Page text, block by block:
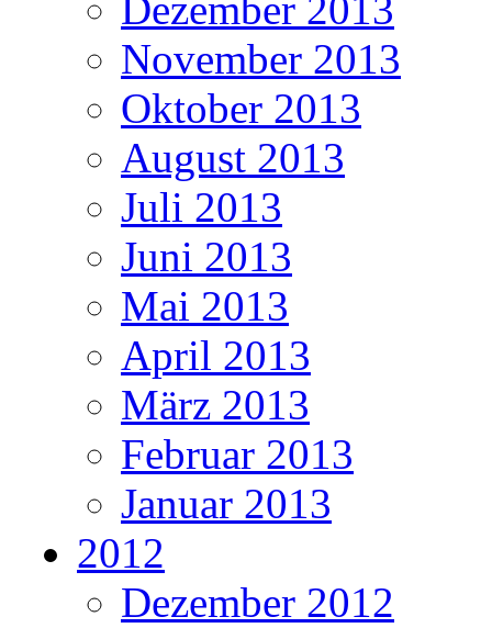
Dezember 2013
November 2013
Oktober 2013
August 2013
Juli 2013
Juni 2013
Mai 2013
April 2013
März 2013
Februar 2013
Januar 2013
2012
Dezember 2012